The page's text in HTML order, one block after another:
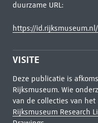
duurzame URL:
https://
VISITE
Deze publicatie is
Rijksmuseum. Wie
van de collecties van
Rijksmuseum Research